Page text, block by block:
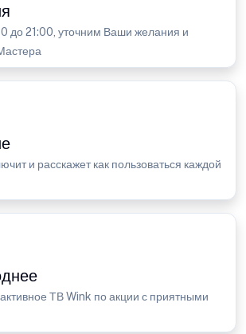
до 21:00, уточним Ваши желания и
и расскажет как пользоваться каждой
ТВ Wink по акции с приятными